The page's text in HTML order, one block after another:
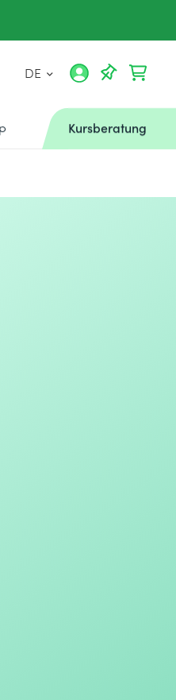
DE
Kursberatung